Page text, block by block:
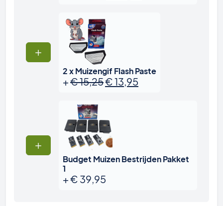
2 x Muizengif Flash Paste
+€15,25Oorspronkelijke prijs
€13,95
Budget Muizen Bestrijden Pakket
1
+€ 39,95